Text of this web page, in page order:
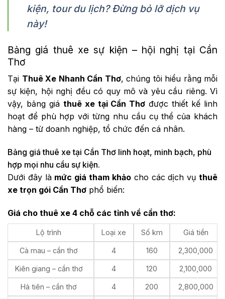
kiện, tour du lịch? Đừng bỏ lỡ dịch vụ
này!
Bảng giá thuê xe sự kiện – hội nghị tại Cần
Thơ
Tại Thuê Xe Nhanh Cần Thơ, chúng tôi hiểu rằng mỗi
sự kiện, hội nghị đều có quy mô và yêu cầu riêng. Vì
vậy, bảng giá thuê xe tại Cần Thơ được thiết kế linh
hoạt để phù hợp với từng nhu cầu cụ thể của khách
hàng – từ doanh nghiệp, tổ chức đến cá nhân.
Bảng giá thuê xe tại Cần Thơ linh hoạt, minh bạch, phù
hợp mọi nhu cầu sự kiện.
Dưới đây là mức giá tham khảocho các dịch vụthuê
xe trọn gói Cần Thơ phổ biến:
Giá cho thuê xe 4 chỗ các tỉnh về cần thơ:
Lộ trình Loại xe Số km Giá tiền
Cà mau – cần thơ 4 160 2,300,000
Kiên giang – cần thơ 4 120 2,100,000
Hà tiên – cần thơ 4 200 2,800,000